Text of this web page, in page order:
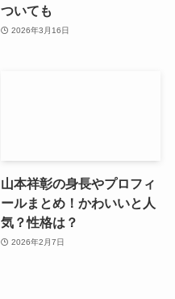
ついても
2026年3月16日
山本祥彰の身長やプロフィ
ールまとめ！かわいいと人
気？性格は？
2026年2月7日